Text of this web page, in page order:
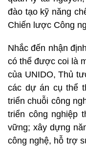
đào tạo kỹ năng
Chiến lược Công
Nhắc đến nhận
có thể được coi là
của UNIDO, Thủ
các dự án cụ thể
triển chuỗi công
triển công nghiệp
vững; xây dựng
công nghệ, hỗ trợ